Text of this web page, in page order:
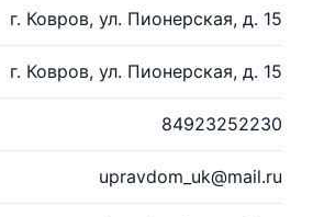
г. Ковров, ул. Пионерская, д. 15
г. Ковров, ул. Пионерская, д. 15
84923252230
upravdom_uk@mail.ru